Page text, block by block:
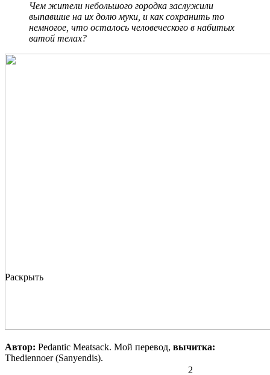
Чем жители небольшого городка заслужили
выпавшие на их долю муки, и как сохранить то
немногое, что осталось человеческого в набитых
ватой телах?
Автор: Pedantic Meatsack. Мой перевод, вычитка:
Thediennoer (Sanyendis).
Раскрыть
2